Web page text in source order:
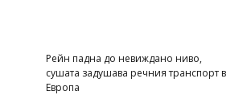
Рейн падна до невиждано ниво,
сушата задушава речния транспорт в
Европа